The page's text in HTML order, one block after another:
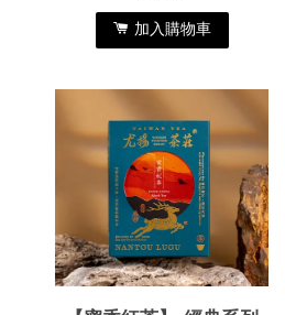
加入購物車